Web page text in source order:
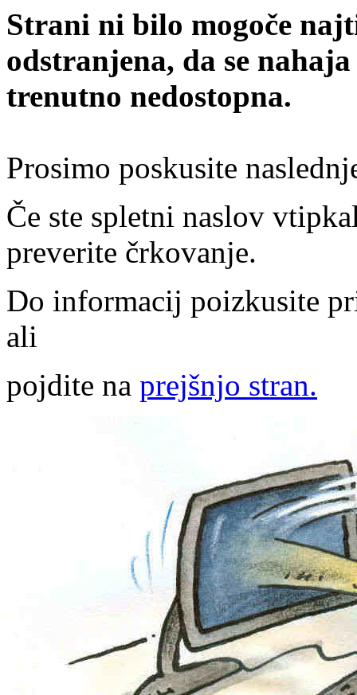
Strani ni bilo mogoče
odstranjena, da se
trenutno nedostopna.
Prosimo poskusite
Če ste spletni naslov
preverite črkovanje.
Do informacij poizkusite
ali
pojdite na prejšnjo stran.